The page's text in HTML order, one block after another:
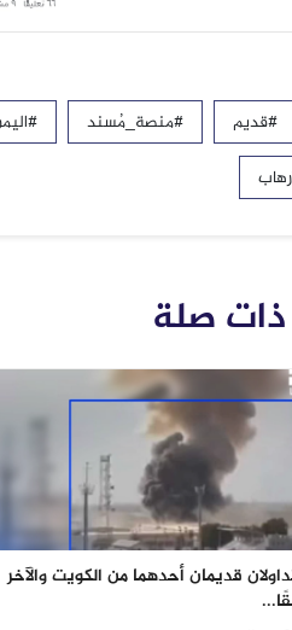
#قديم #منصة_مُسند
ذات صلة
قديمان أحدهما من الكويت والآخر